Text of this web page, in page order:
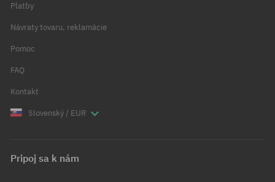
Platby
Návraty tovaru, reklamácie
Pomoc
FAQ
Kontakt
Slovenský / EUR
Pripoj sa k nám